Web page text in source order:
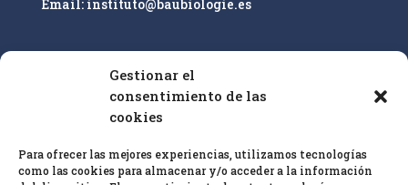
Gestionar el
consentimiento de las
cookies
Para ofrecer las mejores experiencias, utilizamos tecnologías
como las cookies para almacenar y/o acceder a la información
Email: instituto@baubiologie.es
Nuestro enfoque es la educación superior y la
cualificación profesional de especialistas en
de bioconstruccióny biología del hábitat y el
estándar de medición en baubiologie SBM.